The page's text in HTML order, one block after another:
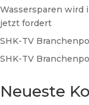
Wassersparen wird
jetzt fordert
SHK-TV
SHK-TV
Neueste